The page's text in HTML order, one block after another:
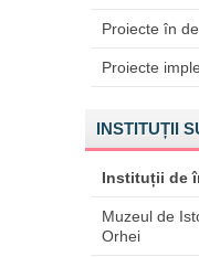
Proiecte în
Proiecte
INSTITUȚII
Instituții de
Muzeul de
Orhei